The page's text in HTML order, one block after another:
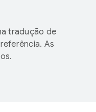
tradução de
As